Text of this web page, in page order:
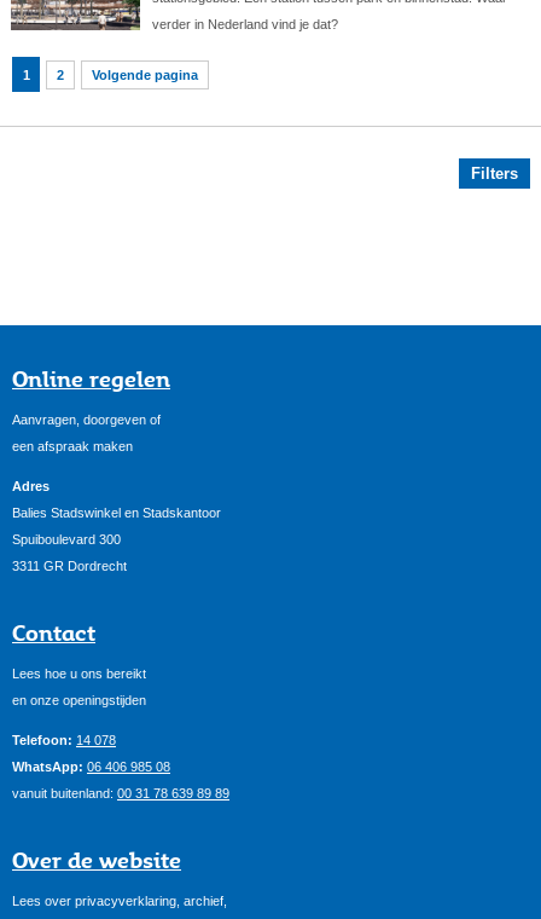
verder in Nederland vind je dat?
1 2 Volgende pagina
Filters
Online regelen
Aanvragen, doorgeven of
een afspraak maken
Adres
Balies Stadswinkel en Stadskantoor
Spuiboulevard 300
3311 GR Dordrecht
Contact
Lees hoe u ons bereikt
en onze openingstijden
Telefoon: 14 078
WhatsApp: 06 406 985 08
vanuit buitenland: 00 31 78 639 89 89
Over de website
Lees over privacyverklaring, archief,